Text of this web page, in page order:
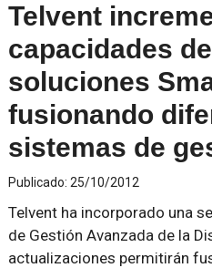
Telvent
capacidades
soluciones
fusionando
sistemas de
Publicado: 25/10/2012
Telvent ha incorporado una
de Gestión Avanzada de la
actualizaciones permitirán